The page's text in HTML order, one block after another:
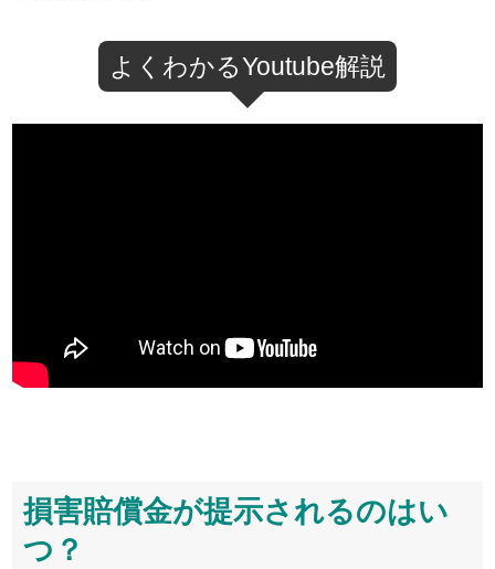
よくわかるYoutube解説
損害賠償金が提示されるのはい
つ？